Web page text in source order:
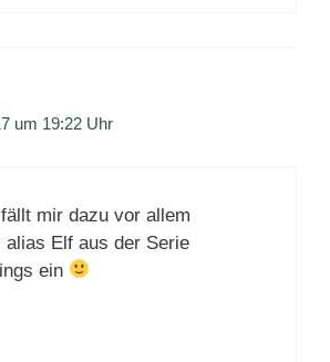
um 19:22 Uhr
mir dazu vor allem
alias Elf aus der Serie
ein